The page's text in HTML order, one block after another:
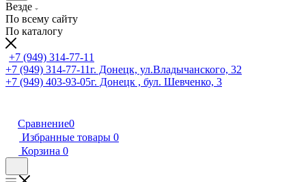
Везде
По всему сайту
По каталогу
+7 (949) 314-77-11
+7 (949) 314-77-11г. Донецк, ул.Владычанского, 32
+7 (949) 403-93-05г. Донецк , бул. Шевченко, 3
Сравнение0
Избранные товары 0
Корзина 0